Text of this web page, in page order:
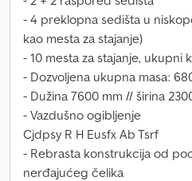
- 4 preklopna sedišta u
kao mesta za stajanje)
- 10 mesta za stajanje, ukupni
- Dozvoljena ukupna masa:
- Dužina 7600 mm // širina
- Vazdušno ogibljenje
Cjdpsy R H Eusfx Ab Tsrf
- Rebrasta konstrukcija od
nerđajućeg čelika